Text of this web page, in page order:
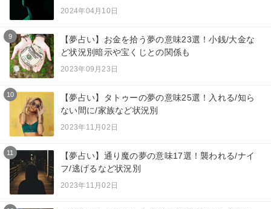
2024年04月10日
9
【夢占い】お金を拾う夢の意味23選！小銭/大金な
ど状況別暗示や宝くじとの関係も
2023年09月23日
10
【夢占い】タトゥーの夢の意味25選！入れる/知ら
ない間に/家族など状況別
2023年11月02日
11
【夢占い】通り魔の夢の意味17選！襲われる/ナイ
フ/逃げるなど状況別
2023年11月02日